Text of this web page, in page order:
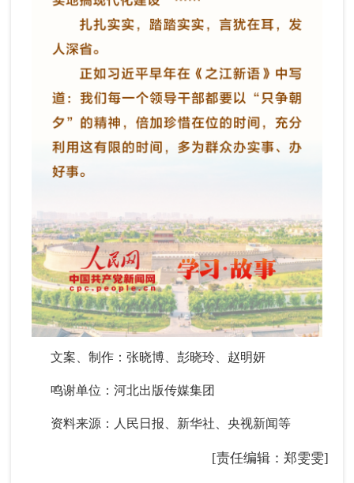
文案、制作：张晓博、彭晓玲、赵明妍
鸣谢单位：河北出版传媒集团
资料来源：人民日报、新华社、央视新闻等
[责任编辑：郑雯雯]